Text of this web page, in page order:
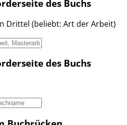
des Buchs
Drittel (beliebt: Art der Arbeit)
des Buchs